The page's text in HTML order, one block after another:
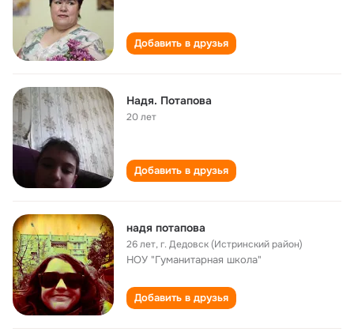
Добавить в друзья
Надя. Потапова
20 лет
Добавить в друзья
надя потапова
26 лет,г. Дедовск (Истринский район)
НОУ "Гуманитарная школа"
Добавить в друзья